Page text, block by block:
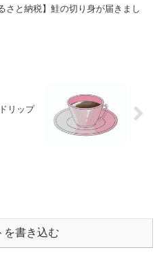
さと納税】鮭の切り身が届きまし
リップ
を書き込む